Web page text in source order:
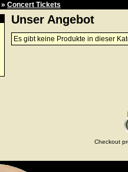
» Concert Tickets
Unser Angebot
Es gibt keine Produkte in dieser
Checkout